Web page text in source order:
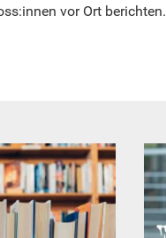
vor Ort berichten.